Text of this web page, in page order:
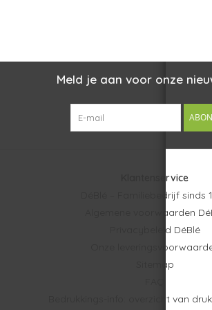
hoogwaardig aanvoelt.
Snelle levering en topservice
België. Je profiteert altijd van eengratis
, zodat jouw
accessoires professioneel en zonder extra
Zoek je andere oordopjes of
Deze compacte True Wireless Bluetooth®-
Meld je aan voor onze
Klantenservice
DéBlé – Familiebedrijf sinds
Algemene voorwaarden
Privacybeleid DéBlé
Onze
Sitemap
Bedrukkings-info: overzicht van